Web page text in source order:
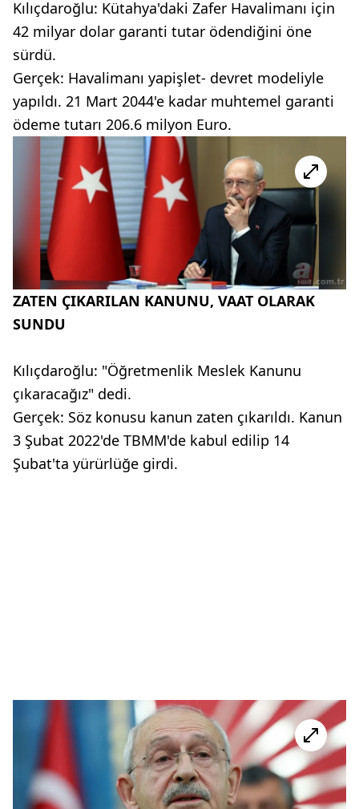
Kılıçdaroğlu: Kütahya'daki Zafer Havalimanı için
42 milyar dolar garanti tutar ödendiğini öne
sürdü.
Gerçek: Havalimanı yapişlet- devret modeliyle
yapıldı. 21 Mart 2044'e kadar muhtemel garanti
ödeme tutarı 206.6 milyon Euro.
ZATEN ÇIKARILAN KANUNU, VAAT OLARAK
SUNDU
Kılıçdaroğlu: "Öğretmenlik Meslek Kanunu
çıkaracağız" dedi.
Gerçek: Söz konusu kanun zaten çıkarıldı. Kanun
3 Şubat 2022'de TBMM'de kabul edilip 14
Şubat'ta yürürlüğe girdi.